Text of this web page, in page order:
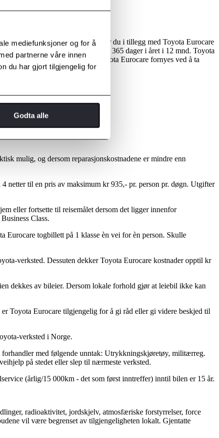
mediefunksjoner og for å
partnerne våre innen
du har gjort tilgjengelig for
Godta alle
er bygget inn i din Toyota, har du i tillegg med Toyota Eurocare
24 timer i døgnet, 7 dager i uken, 365 dager i året i 12 mnd. Toyota
etter kontraktsinngåelse). Toyota Eurocare fornyes ved å ta
mulig, og dersom reparasjonskostnadene er mindre enn
netter til en pris av maksimum kr 935,- pr. person pr. døgn. Utgifter
eller fortsette til reisemålet dersom det ligger innenfor
Class.
Eurocare togbillett på 1 klasse èn vei for èn person. Skulle
verksted. Dessuten dekker Toyota Eurocare kostnader opptil kr
dekkes av bileier. Dersom lokale forhold gjør at leiebil ikke kan
Toyota Eurocare tilgjengelig for å gi råd eller gi videre beskjed til
verksted i Norge.
med følgende unntak: Utrykkningskjøretøy, militærreg.
på stedet eller slep til nærmeste verksted.
(årlig/15 000km - det som først inntreffer) inntil bilen er 15 år.
radioaktivitet, jordskjelv, atmosfæriske forstyrrelser, force
vil være begrenset av tilgjengeligheten lokalt. Gjentatte